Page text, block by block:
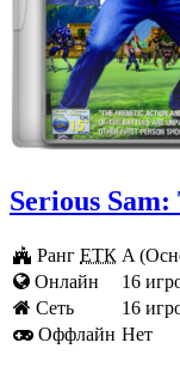
Serious
Ранг ЕТК A
Онлайн
16
Cеть
16
Оффлайн Нет